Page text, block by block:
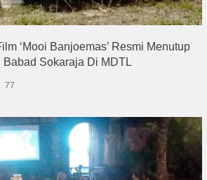
‘Mooi Banjoemas’ Resmi Menutup
Sokaraja Di MDTL
77